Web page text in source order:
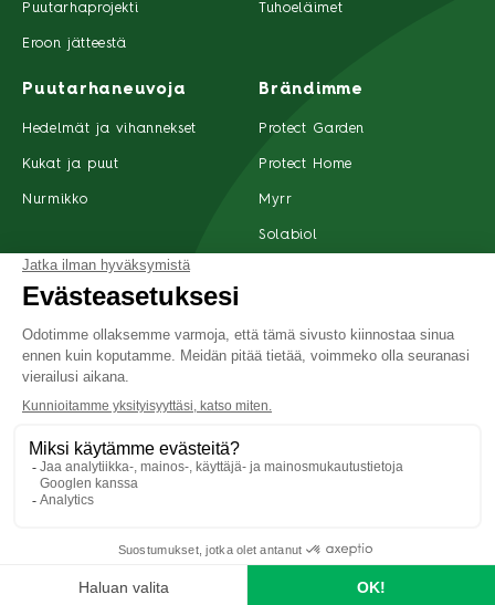
Haku Jälleenmyyjät
Puutarhaprojekti
Eroon jätteestä
Tuhoeläimet
Puutarhaneuvoja
Hedelmät ja vihannekset
Kukat ja puut
Nurmikko
Brändimme
Protect Garden
Protect Home
Myrr
Solabiol
©2022 SBM Life Science Kaikki oikeudet pidätetään
Suomi